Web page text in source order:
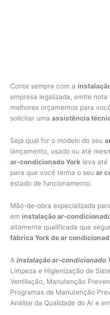
Conte sempre com a
empresa legalizada, emite
melhores orçamentos para
solicitar umaassistência
Seja qual for o modelo do seu
lançamento, usado ou até
ar-condicionado York leva até
para que você tenha o seuar
estado de funcionamento.
Mão-de-obra especializada
em instalação ar-
altamente qualificada que
fábrica York de ar
Ainstalação ar-condicionado
Limpeza e Higienização de
Ventilação, Manutenção
Programas de Manutenção
Análise da Qualidade do Ar e